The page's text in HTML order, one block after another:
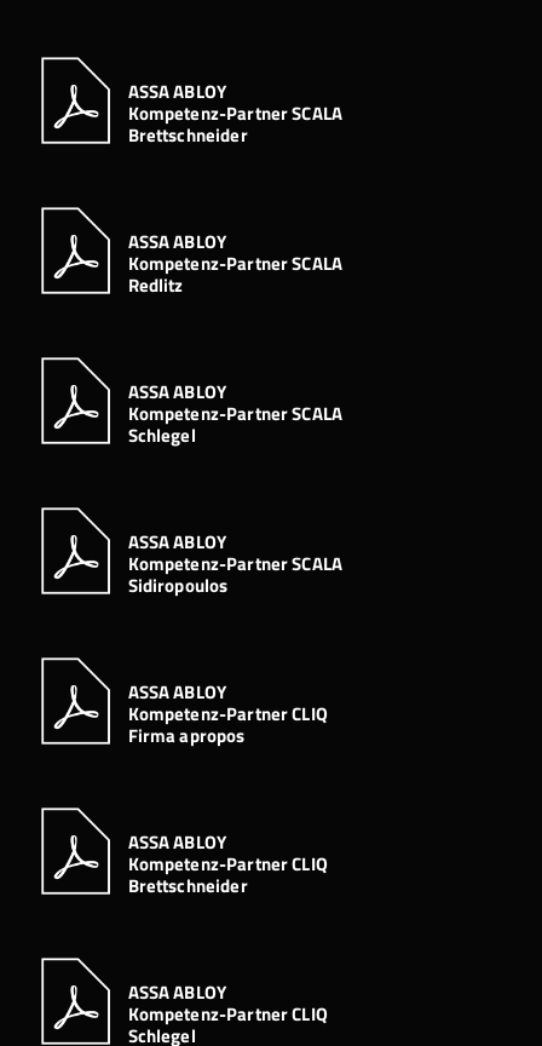
ASSA ABLOY
Kompetenz-Partner SCALA
Brettschneider
ASSA ABLOY
Kompetenz-Partner SCALA
Redlitz
ASSA ABLOY
Kompetenz-Partner SCALA
Schlegel
ASSA ABLOY
Kompetenz-Partner SCALA
Sidiropoulos
ASSA ABLOY
Kompetenz-Partner CLIQ
Firma apropos
ASSA ABLOY
Kompetenz-Partner CLIQ
Brettschneider
ASSA ABLOY
Kompetenz-Partner CLIQ
Schlegel